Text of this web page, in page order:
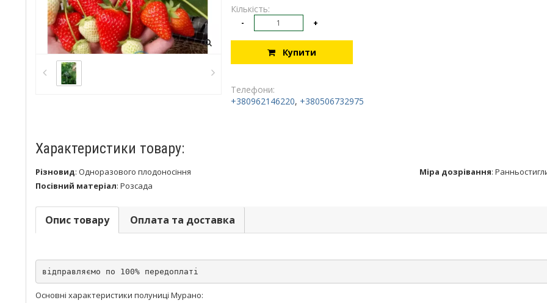
Кількість:
- +
Купити
Телефони:
+380962146220, +380506732975
Характеристики товару:
Різновид: Одноразового плодоносіння Міра дозрівання:
Посівний матеріал: Розсада
Опис товару Оплата та доставка
відправляємо по 100% передоплаті
Основні характеристики полуниці Мурано: